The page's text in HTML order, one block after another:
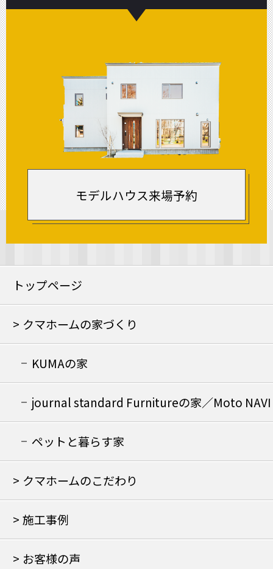
モデルハウス来場予約
トップページ
クマホームの家づくり
KUMAの家
journal standard Furnitureの家／Moto NAVI
の家
ペットと暮らす家
クマホームのこだわり
施工事例
お客様の声